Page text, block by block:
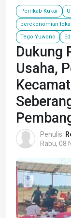
Pemkab Kukar
perekonomian lokal
Tego Yuwono
Dukung
Usaha,
Penulis:
Rabu, 08